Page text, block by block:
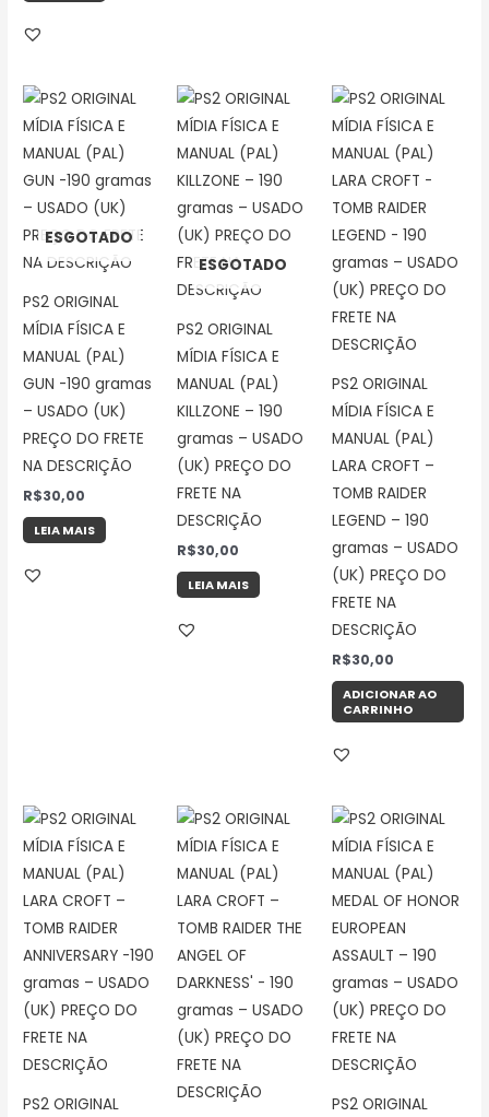
ESGOTADO
PS2 ORIGINAL
MÍDIA FÍSICA E
MANUAL (PAL)
GUN -190 gramas
– USADO (UK)
PREÇO DO FRETE
NA DESCRIÇÃO
R$30,00
LEIA MAIS
ESGOTADO
PS2 ORIGINAL
MÍDIA FÍSICA E
MANUAL (PAL)
KILLZONE – 190
gramas – USADO
(UK) PREÇO DO
FRETE NA
DESCRIÇÃO
R$30,00
LEIA MAIS
PS2 ORIGINAL
MÍDIA FÍSICA E
MANUAL (PAL)
LARA CROFT –
TOMB RAIDER
LEGEND – 190
gramas – USADO
(UK) PREÇO DO
FRETE NA
DESCRIÇÃO
R$30,00
ADICIONAR AO
CARRINHO
PS2 ORIGINAL
PS2 ORIGINAL